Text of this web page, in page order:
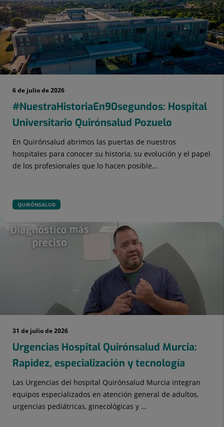
6 de julio de 2026
#NuestraHistoriaEn90segundos: Hospital
Universitario Quirónsalud Pozuelo
En Quirónsalud abrimos las puertas de nuestros
hospitales para conocer su historia, su evolución y el papel
de los profesionales que lo hacen posible...
QUIRÓNSALUD
31 de julio de 2026
Urgencias Hospital Quirónsalud Murcia:
Rapidez, especialización y tecnología
Las Urgencias del hospital Quirónsalud Murcia integran
equipos especializados en atención general de adultos,
urgencias pediátricas, ginecológicas y ...